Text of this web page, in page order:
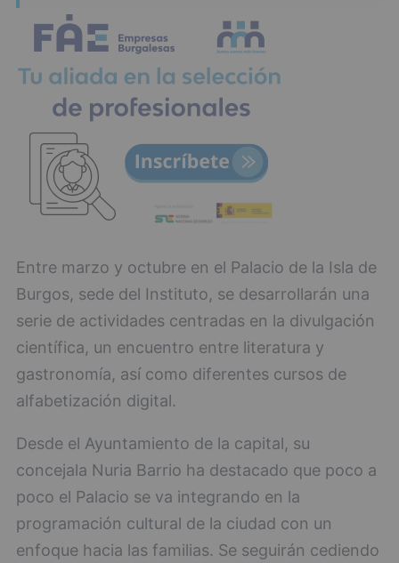
Entre marzo y octubre en el Palacio de la Isla de
Burgos, sede del Instituto, se desarrollarán una
serie de actividades centradas en la divulgación
científica, un encuentro entre literatura y
gastronomía, así como diferentes cursos de
alfabetización digital.
Desde el Ayuntamiento de la capital, su
concejala Nuria Barrio ha destacado que poco a
poco el Palacio se va integrando en la
programación cultural de la ciudad con un
enfoque hacia las familias. Se seguirán cediendo